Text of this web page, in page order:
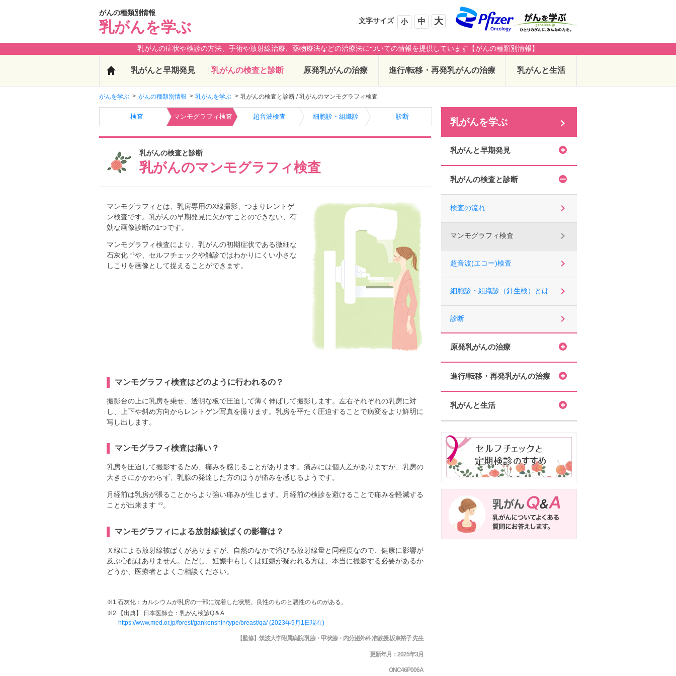
がんの種類別情報
乳がんを学ぶ 文字サイズ 小 中 大
乳がんの症状や検診の方法、手術や放射線治療、薬物療法などの治療法についての情報を提供しています【がんの種類別情報】
乳がんと早期発見 乳がんの検査と診断 原発乳がんの治療 進行/転移・再発乳がんの治療 乳がんと生活
がんを学ぶ がんの種類別情報 乳がんを学ぶ 乳がんの検査と診断 / 乳がんのマンモグラフィ検査
検査 マンモグラフィ検査 超音波検査 細胞診・組織診 診断
乳がんの検査と診断
乳がんのマンモグラフィ検査
マンモグラフィとは、乳房専用のX線撮影、つまりレントゲ
ン検査です。乳がんの早期発見に欠かすことのできない、有
効な画像診断の1つです。
マンモグラフィ検査により、乳がんの初期症状である微細な
石灰化 ※1や、セルフチェックや触診ではわかりにくい小さな
しこりを画像として捉えることができます。
マンモグラフィ検査はどのように行われるの？
撮影台の上に乳房を乗せ、透明な板で圧迫して薄く伸ばして撮影します。左右それぞれの乳房に対
し、上下や斜め方向からレントゲン写真を撮ります。乳房を平たく圧迫することで病変をより鮮明に
写し出します。
マンモグラフィ検査は痛い？
乳房を圧迫して撮影するため、痛みを感じることがあります。痛みには個人差がありますが、乳房の
大きさにかかわらず、乳腺の発達した方のほうが痛みを感じるようです。
月経前は乳房が張ることからより強い痛みが生じます。月経前の検診を避けることで痛みを軽減する
ことが出来ます
※2。
マンモグラフィによる放射線被ばくの影響は？
Ｘ線による放射線被ばくがありますが、自然のなかで浴びる放射線量と同程度なので、健康に影響が
及ぶ心配はありません。ただし、妊娠中もしくは妊娠が疑われる方は、本当に撮影する必要があるか
どうか、医療者とよくご相談ください。
※1 石灰化：カルシウムが乳房の一部に沈着した状態。良性のものと悪性のものがある。
※2 【出典】 日本医師会：乳がん検診Q＆A
https://www.med.or.jp/forest/gankenshin/type/breast/qa/ (2023年9月1日現在)
【監修】筑波大学附属病院 乳腺・甲状腺・内分泌外科 准教授 坂東裕子 先生
更新年月：2025年3月
ONC46P006A
乳がんを学ぶ
乳がんと早期発見
乳がんの検査と診断
検査の流れ
マンモグラフィ検査
超音波(エコー)検査
細胞診・組織診（針生検）とは
診断
原発乳がんの治療
進行/転移・再発乳がんの治療
乳がんと生活